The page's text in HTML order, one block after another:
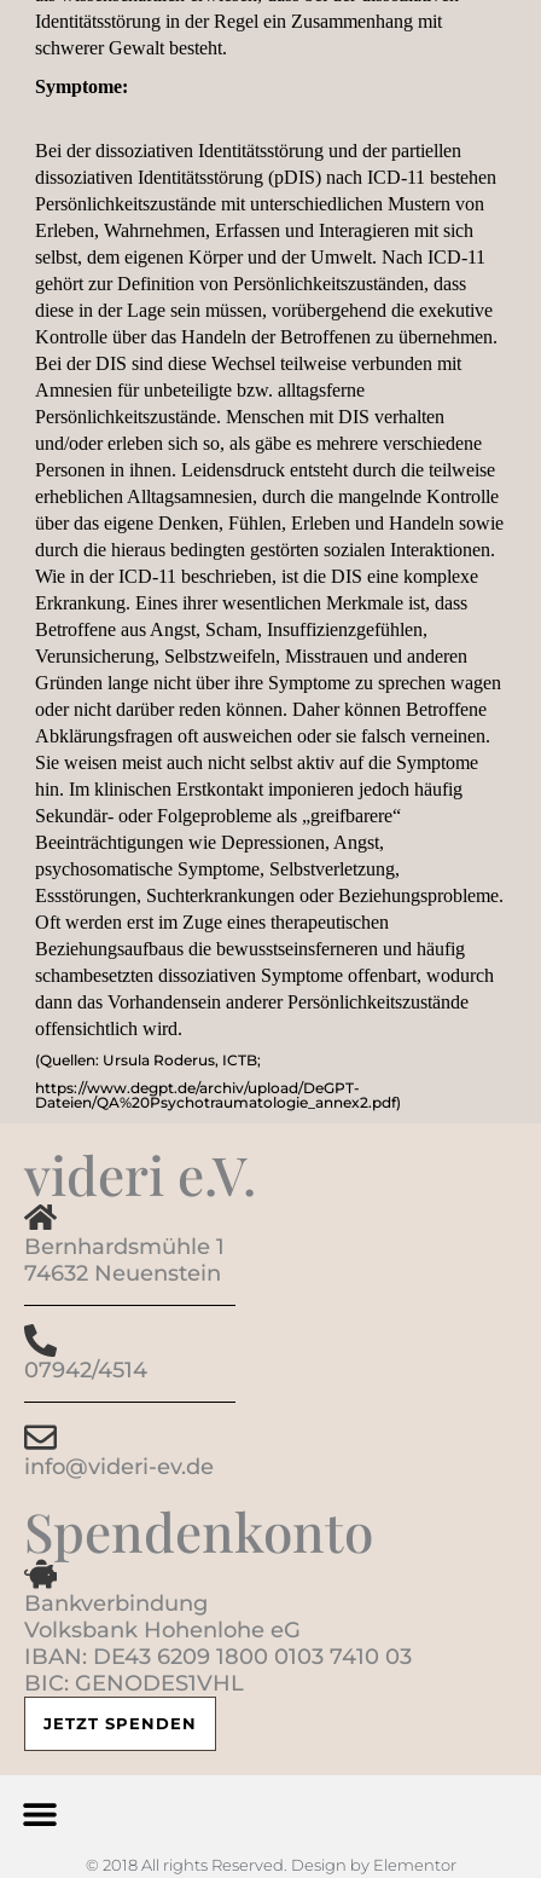
Identitätsstörung in der Regel ein Zusammenhang mit
schwerer Gewalt besteht.
Symptome:
Bei der dissoziativen Identitätsstörung und der partiellen
dissoziativen Identitätsstörung (pDIS) nach ICD-11 bestehen
Persönlichkeitszustände mit unterschiedlichen Mustern von
Erleben, Wahrnehmen, Erfassen und Interagieren mit sich
selbst, dem eigenen Körper und der Umwelt. Nach ICD-11
gehört zur Definition von Persönlichkeitszuständen, dass
diese in der Lage sein müssen, vorübergehend die exekutive
Kontrolle über das Handeln der Betroffenen zu übernehmen.
Bei der DIS sind diese Wechsel teilweise verbunden mit
Amnesien für unbeteiligte bzw. alltagsferne
Persönlichkeitszustände. Menschen mit DIS verhalten
und/oder erleben sich so, als gäbe es mehrere verschiedene
Personen in ihnen. Leidensdruck entsteht durch die teilweise
erheblichen Alltagsamnesien, durch die mangelnde Kontrolle
über das eigene Denken, Fühlen, Erleben und Handeln sowie
durch die hieraus bedingten gestörten sozialen Interaktionen.
Wie in der ICD-11 beschrieben, ist die DIS eine komplexe
Erkrankung. Eines ihrer wesentlichen Merkmale ist, dass
Betroffene aus Angst, Scham, Insuffizienzgefühlen,
Verunsicherung, Selbstzweifeln, Misstrauen und anderen
Gründen lange nicht über ihre Symptome zu sprechen wagen
oder nicht darüber reden können. Daher können Betroffene
Abklärungsfragen oft ausweichen oder sie falsch verneinen.
Sie weisen meist auch nicht selbst aktiv auf die Symptome
hin. Im klinischen Erstkontakt imponieren jedoch häufig
Sekundär- oder Folgeprobleme als „greifbarere“
Beeinträchtigungen wie Depressionen, Angst,
psychosomatische Symptome, Selbstverletzung,
Essstörungen, Suchterkrankungen oder Beziehungsprobleme.
Oft werden erst im Zuge eines therapeutischen
Beziehungsaufbaus die bewusstseinsferneren und häufig
schambesetzten dissoziativen Symptome offenbart, wodurch
dann das Vorhandensein anderer Persönlichkeitszustände
offensichtlich wird.
(Quellen: Ursula Roderus, ICTB;
https://www.degpt.de/archiv/upload/DeGPT-
Dateien/QA%20Psychotraumatologie_annex2.pdf)
videri e.V.
Bernhardsmühle 1
74632 Neuenstein
07942/4514
info@videri-ev.de
Spendenkonto
Bankverbindung
Volksbank Hohenlohe eG
IBAN: DE43 6209 1800 0103 7410 03
BIC: GENODES1VHL
JETZT SPENDEN
© 2018 All rights Reserved. Design by Elementor